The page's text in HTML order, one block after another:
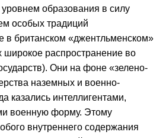
образования в силу
особых традиций
в британском «джентльменском»
распространение во
Они на фоне «зелено-
наземных и военно-
казались интеллигентами,
военную форму. Этому
внутреннего содержания